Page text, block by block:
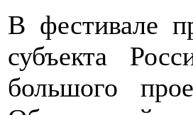
В фестивале
субъекта
большого